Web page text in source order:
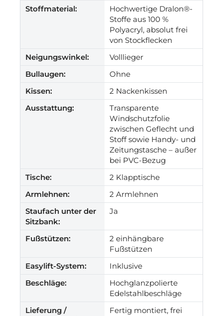
Stoffmaterial:
Hochwertige Dralon®-
Stoffe aus 100 %
Polyacryl, absolut frei
von Stockflecken
Neigungswinkel:
Volllieger
Bullaugen:
Ohne
Kissen:
2 Nackenkissen
Ausstattung:
Transparente
Windschutzfolie
zwischen Geflecht und
Stoff sowie Handy- und
Zeitungstasche – außer
bei PVC-Bezug
Tische:
2 Klapptische
Armlehnen:
2 Armlehnen
Staufach unter der
Sitzbank:
Ja
Fußstützen:
2 einhängbare
Fußstützen
Easylift-System:
Inklusive
Beschläge:
Hochglanzpolierte
Edelstahlbeschläge
Lieferung /
Fertig montiert, frei